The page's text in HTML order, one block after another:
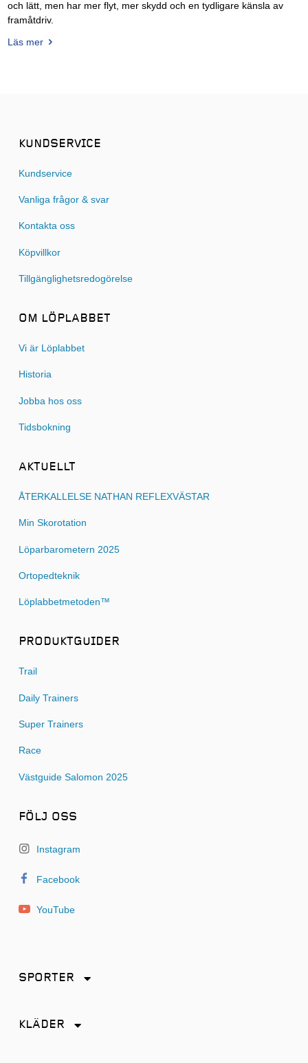
och lätt, men har mer flyt, mer skydd och en tydligare känsla av
framåtdriv.
Läs mer
KUNDSERVICE
Kundservice
Vanliga frågor & svar
Kontakta oss
Köpvillkor
Tillgänglighetsredogörelse
OM LÖPLABBET
Vi är Löplabbet
Historia
Jobba hos oss
Tidsbokning
AKTUELLT
ÅTERKALLELSE NATHAN REFLEXVÄSTAR
Min Skorotation
Löparbarometern 2025
Ortopedteknik
Löplabbetmetoden™
PRODUKTGUIDER
Trail
Daily Trainers
Super Trainers
Race
Västguide Salomon 2025
FÖLJ OSS
Instagram
Facebook
YouTube
SPORTER
KLÄDER